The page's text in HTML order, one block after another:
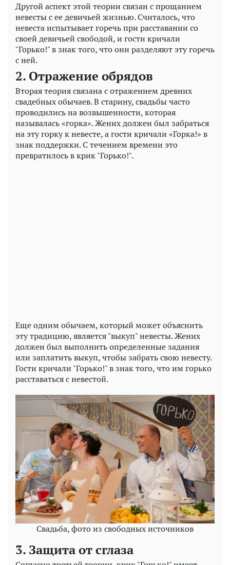
Другой аспект этой теории связан с прощанием
невесты с ее девичьей жизнью. Считалось, что
невеста испытывает горечь при расставании со
своей девичьей свободой, и гости кричали
"Горько!" в знак того, что они разделяют эту горечь
с ней.
2. Отражение обрядов
Вторая теория связана с отражением древних
свадебных обычаев. В старину, свадьбы часто
проводились на возвышенности, которая
называлась «горка». Жених должен был забраться
на эту горку к невесте, а гости кричали «Горка!» в
знак поддержки. С течением времени это
превратилось в крик "Горько!".
Еще одним обычаем, который может объяснить
эту традицию, является "выкуп" невесты. Жених
должен был выполнить определенные задания
или заплатить выкуп, чтобы забрать свою невесту.
Гости кричали "Горько!" в знак того, что им горько
расставаться с невестой.
Свадьба, фото из свободных источников
3. Защита от сглаза